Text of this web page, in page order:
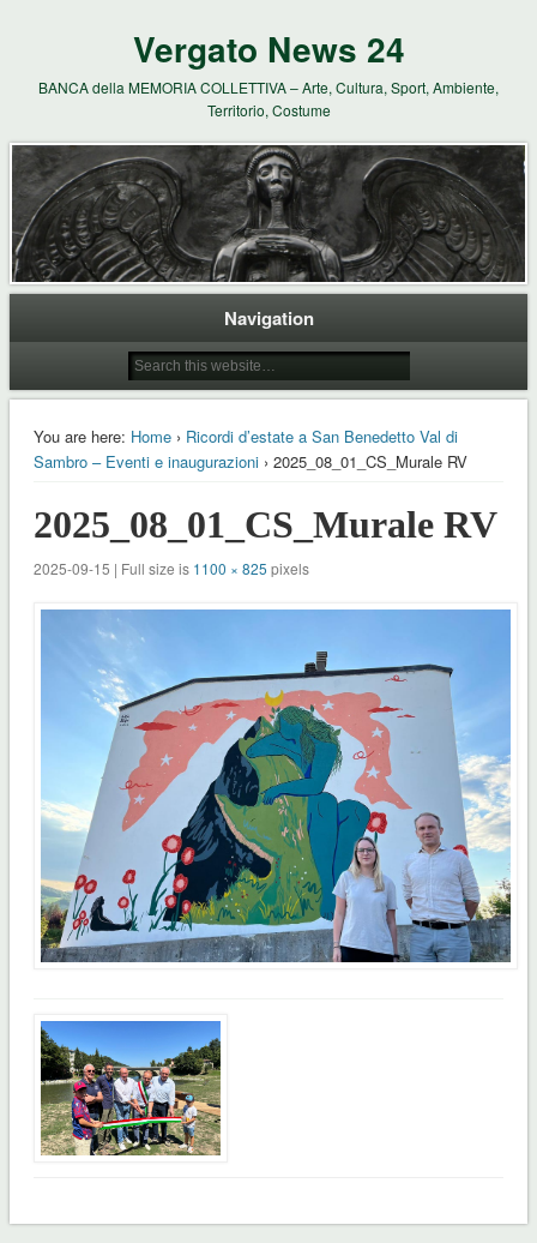
Vergato News 24
BANCA della MEMORIA COLLETTIVA – Arte, Cultura, Sport, Ambiente,
Territorio, Costume
Navigation
You are here: Home› Ricordi d’estate a San Benedetto Val di
Sambro – Eventi e inaugurazioni› 2025_08_01_CS_Murale RV
2025_08_01_CS_Murale RV
2025-09-15 | Full size is 1100 × 825 pixels